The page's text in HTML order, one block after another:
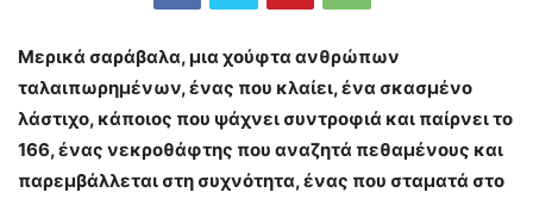
Μερικά σαράβαλα, μια χούφτα ανθρώπων
ταλαιπωρημένων, ένας που κλαίει, ένα σκασμένο
λάστιχο, κάποιος που ψάχνει συντροφιά και παίρνει το
166, ένας νεκροθάφτης που αναζητά πεθαμένους και
παρεμβάλλεται στη συχνότητα, ένας που σταματά στο